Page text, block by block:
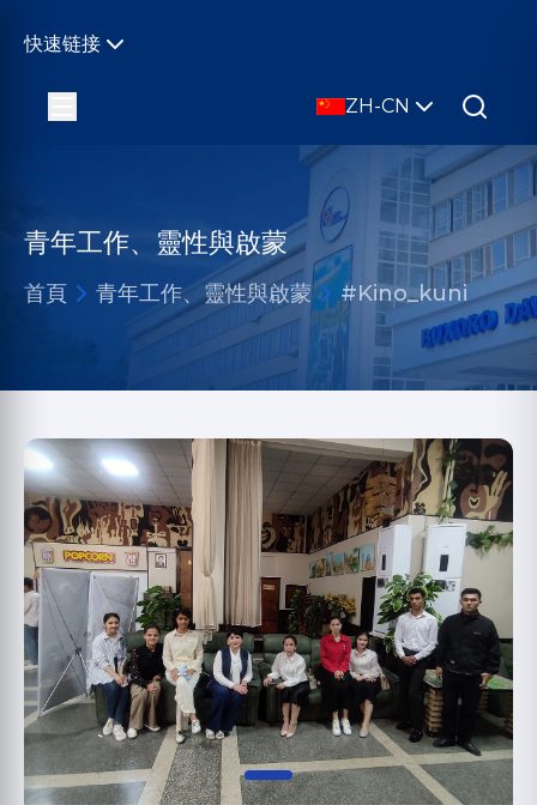
快速链接
ZH-CN
青年工作、靈性與啟蒙
首頁 青年工作、靈性與啟蒙 #Kino_kuni